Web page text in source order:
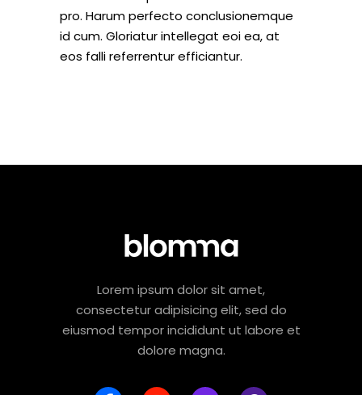
pro. Harum perfecto conclusionemque
id cum. Gloriatur intellegat eoi ea, at
eos falli referrentur efficiantur.
Lorem ipsum dolor sit amet,
consectetur adipisicing elit, sed do
eiusmod tempor incididunt ut labore et
dolore magna.